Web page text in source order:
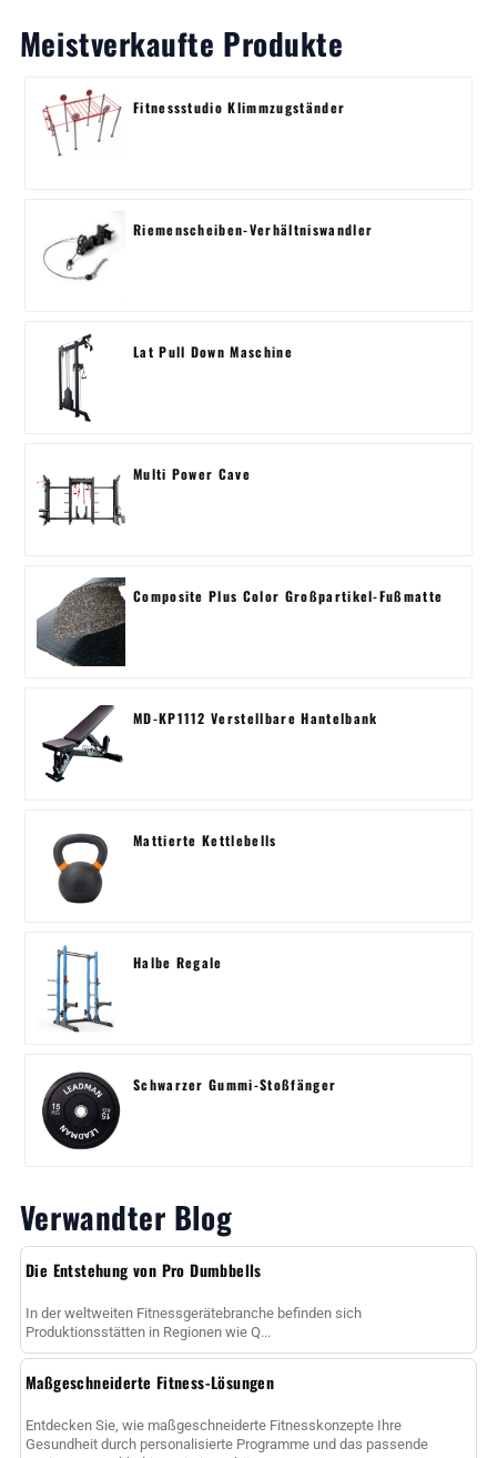
Meistverkaufte Produkte
Fitnessstudio Klimmzugständer
Riemenscheiben-Verhältniswandler
Lat Pull Down Maschine
Multi Power Cave
Composite Plus Color Großpartikel-Fußmatte
MD-KP1112 Verstellbare Hantelbank
Mattierte Kettlebells
Halbe Regale
Schwarzer Gummi-Stoßfänger
Verwandter Blog
Die Entstehung von Pro Dumbbells
In der weltweiten Fitnessgerätebranche befinden sich
Produktionsstätten in Regionen wie Q...
Maßgeschneiderte Fitness-Lösungen
Entdecken Sie, wie maßgeschneiderte Fitnesskonzepte Ihre
Gesundheit durch personalisierte Programme und das passende